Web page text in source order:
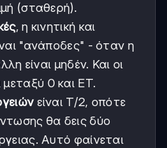
(σταθερή).
, η κινητική και
"ανάποδες" - όταν η
είναι μηδέν. Και οι
0 και ET.
είναι T/2, οπότε
θα δεις δύο
Αυτό φαίνεται